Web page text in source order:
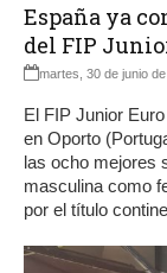
España ya
del FIP
martes, 30 de junio
El FIP Junior
en Oporto
las ocho mejores
masculina como
por el título